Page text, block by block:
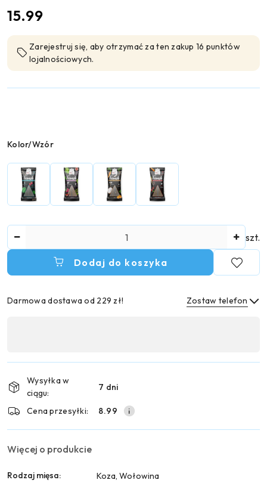
cena:
15.99
Zarejestruj się, aby otrzymać za ten zakup 16 punktów
lojalnościowych.
Wariant
Kolor/Wzór
szt.
Dodaj do koszyka
Darmowa dostawa od 229 zł! Zostaw telefon
płatność
dostawa
Wysyłka w
ciągu:
7 dni
Cena przesyłki: 8.99
Więcej o produkcie
Rodzaj mięsa:
Koza, Wołowina